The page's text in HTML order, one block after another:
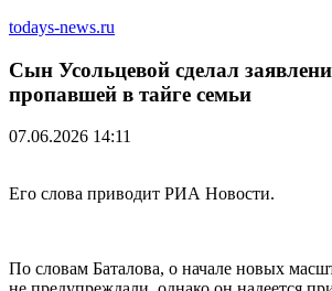
todays-news.ru
Сын Усольцевой сделал
пропавшей в тайге семьи
07.06.2026 14:11
Его слова приводит РИА Новости.
По словам Баталова, о начале новых